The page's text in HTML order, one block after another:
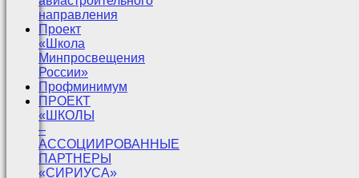
направления
Проект
«Школа
Минпросвещения
России»
Профминимум
ПРОЕКТ
«ШКОЛЫ
–
АССОЦИИРОВАННЫЕ
ПАРТНЕРЫ
«СИРИУСА»